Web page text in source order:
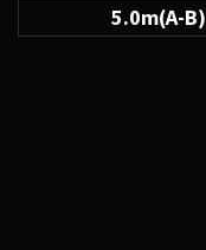
5.0m(A-B)